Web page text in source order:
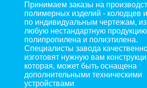
Принимаем заказы на
полимерных изделий - колодцев
по индивидуальным чертежам,
любую нестандартную
полипропилена и полиэтилена.
Специалисты завода
изготовят нужную вам
которая, может быть оснащена
дополнительными техническими
устройствами